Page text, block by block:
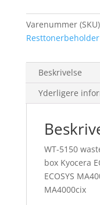
Varenummer
Resttonerbeholder
Beskrivelse
Yderligere
WT-5150
box Kyocera
ECOSYS
MA4000cix